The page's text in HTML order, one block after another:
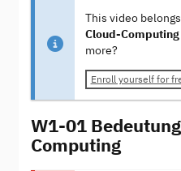
This video
Cloud-
more?
Enroll yourself for
W1-01
Computing